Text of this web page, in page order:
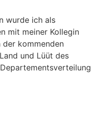
wurde ich als
mit meiner Kollegin
der kommenden
und Lüüt des